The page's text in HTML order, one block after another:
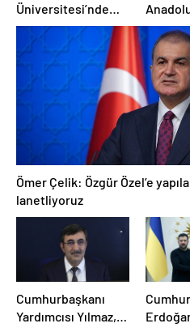
Üniversitesi’nde
polise saldırı: 97
gözaltı
Ömer Çelik: Özgür Özel’e
lanetliyoruz
Cumhurbaşkanı
Yardımcısı Yılmaz,